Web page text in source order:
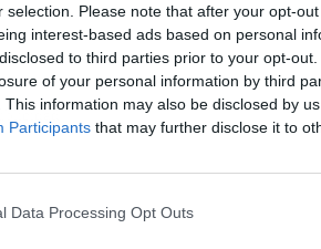
selection. Please note that after your opt-
interest-based ads based on personal
to third parties prior to your opt-
of your personal information by third
This information may also be disclosed by
Participants that may further disclose it to
Data Processing Opt Outs